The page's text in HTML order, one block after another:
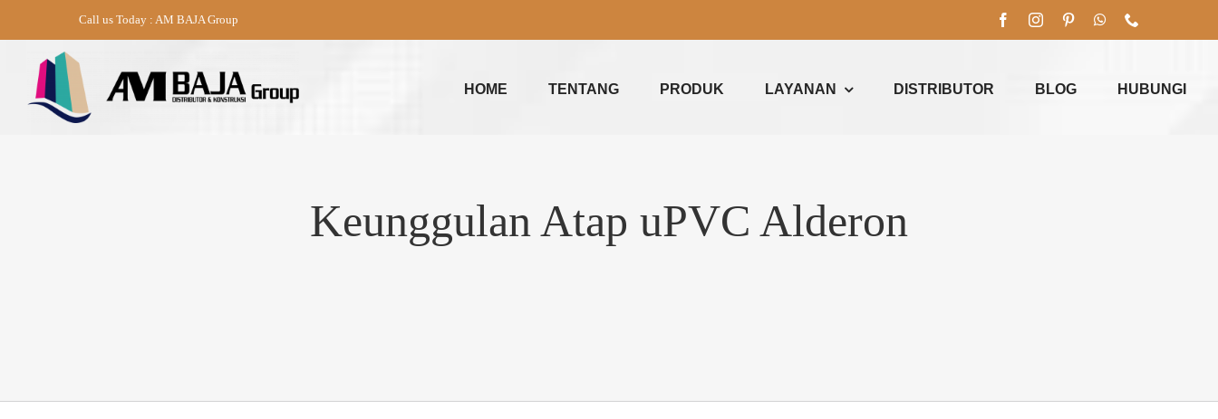
Call us Today : AM BAJA Group
HOME TENTANG PRODUK LAYANAN DISTRIBUTOR BLOG HUBUNGI
Keunggulan Atap uPVC Alderon